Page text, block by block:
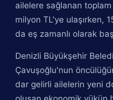
ailelere sağlanan
milyon TL'ye ulaşırken,
da eş zamanlı olarak
Denizli Büyükşehir
Çavuşoğlu'nun
dar gelirli ailelerin yeni